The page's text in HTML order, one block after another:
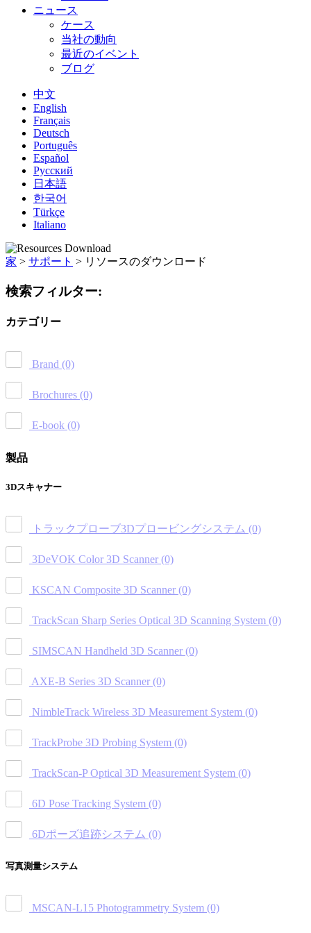
ニュース
ケース
当社の動向
最近のイベント
ブログ
中文
English
Français
Deutsch
Português
Español
Русский
日本語
한국어
Türkçe
Italiano
家 > サポート > リソースのダウンロード
検索フィルター:
カテゴリー
Brand (0)
Brochures (0)
E-book (0)
製品
3Dスキャナー
トラックプローブ3Dプロービングシステム (0)
3DeVOK Color 3D Scanner (0)
KSCAN Composite 3D Scanner (0)
TrackScan Sharp Series Optical 3D Scanning System (0)
SIMSCAN Handheld 3D Scanner (0)
AXE-B Series 3D Scanner (0)
NimbleTrack Wireless 3D Measurement System (0)
TrackProbe 3D Probing System (0)
TrackScan-P Optical 3D Measurement System (0)
6D Pose Tracking System (0)
6Dポーズ追跡システム (0)
写真測量システム
MSCAN-L15 Photogrammetry System (0)